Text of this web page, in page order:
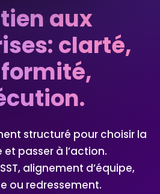
aux
clarté,
structuré pour choisir la
passer à l’action.
alignement d’équipe,
ou redressement.